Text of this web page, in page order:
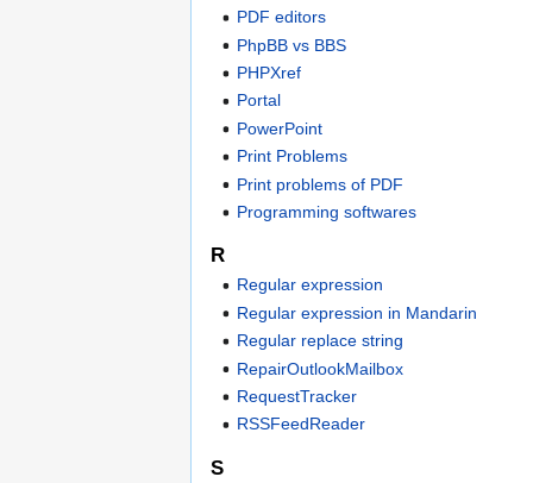
PDF editors
PhpBB vs BBS
PHPXref
Portal
PowerPoint
Print Problems
Print problems of PDF
Programming softwares
R
Regular expression
Regular expression in Mandarin
Regular replace string
RepairOutlookMailbox
RequestTracker
RSSFeedReader
S